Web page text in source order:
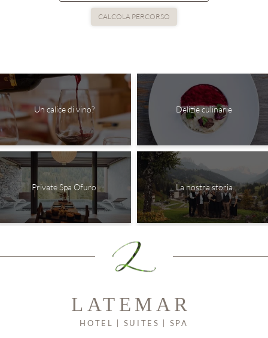
CALCOLA PERCORSO
Un calice di vino? Delizie culinarie
Private Spa Ofuro La nostra storia